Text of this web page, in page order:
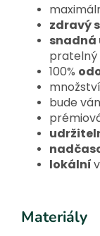
zdravý
snadná
100%
bude
lokální
Materiály